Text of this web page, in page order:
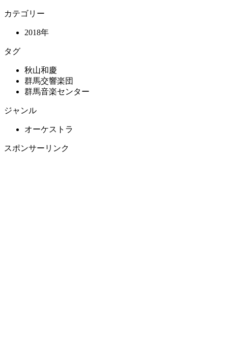
カテゴリー
2018年
タグ
秋山和慶
群馬交響楽団
群馬音楽センター
ジャンル
オーケストラ
スポンサーリンク